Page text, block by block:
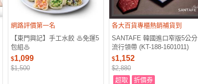
網路評價第一名
【東門興記】手工水餃 ♨免運5
包組♨
$1,099
$1,500
各大百貨專櫃熱銷補貨到
SANTAFE 韓國進口窄版5公分
流行領帶 (KT-188-1601011)
$1,152
$2,880
超取
折價券